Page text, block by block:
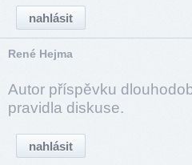
nahlásit
René Hejma
Autor příspěvku
pravidla diskuse.
nahlásit